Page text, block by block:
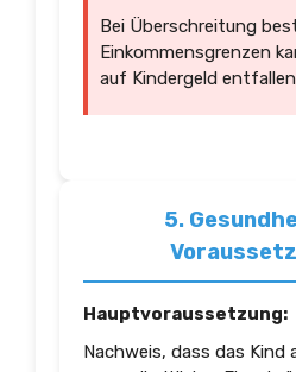
Bei Überschreitung
Einkommensgrenzen
auf Kindergeld
5.
Hauptvoraussetzung:
Nachweis, dass das Kind